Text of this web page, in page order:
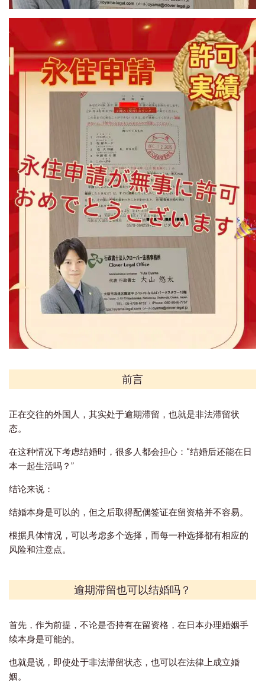
前言
正在交往的外国人，其实处于逾期滞留，也就是非法滞留状
态。
在这种情况下考虑结婚时，很多人都会担心：“结婚后还能在日
本一起生活吗？”
结论来说：
结婚本身是可以的，但之后取得配偶签证在留资格并不容易。
根据具体情况，可以考虑多个选择，而每一种选择都有相应的
风险和注意点。
逾期滞留也可以结婚吗？
首先，作为前提，不论是否持有在留资格，在日本办理婚姻手
续本身是可能的。
也就是说，即使处于非法滞留状态，也可以在法律上成立婚
姻。